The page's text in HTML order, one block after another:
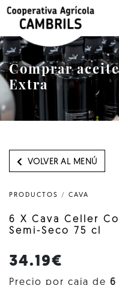
Comprar
Extra
VOLVER AL MENÚ
PRODUCTOS / CAVA
6 X Cava Celler
Semi-Seco 75 cl
34.19€
Precio por caja de 6
LA